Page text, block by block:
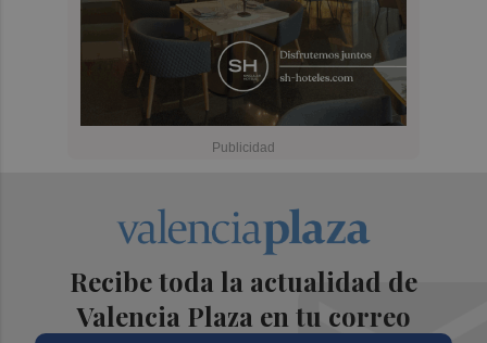
Recibe toda la actualidad de
Valencia Plaza en tu correo